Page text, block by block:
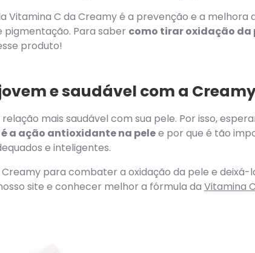
C da Creamy é a prevenção e a melhora
pigmentação. Para saber como tirar oxidação da
produto!
e saudável com a
mais saudável com sua pele. Por isso,
é a ação antioxidante na pelee por que é tão
e inteligentes.
para combater a oxidação da pele e deixá-
site e conhecer melhor a fórmula da Vitamina C